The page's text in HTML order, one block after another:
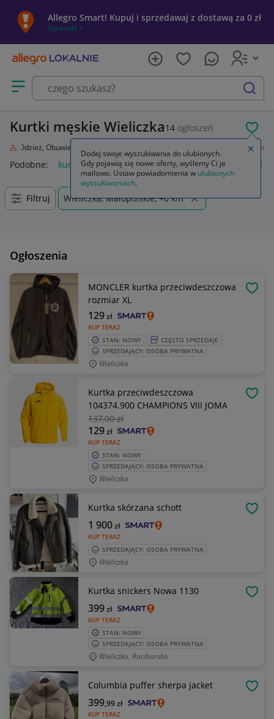
Allegro Smart! Kupuj i sprzedawaj z dostawą za 0 zł
Sprawdź »
Otwórz menu z kategoriami
szukaj
Kurtki męskie Wieliczka14 ogłoszeń
Odzież, Obuwie, Dodatki Kurtki
Podobne: kurtka kurtka płaszcz kurtki dżinsowe damskie
Filtruj Wieliczka, Małopolskie, +0 km
Ogłoszenia
MONCLER kurtka przeciwdeszczowa
rozmiar XL
KUP TERAZ
129zł
STAN: NOWY
CZĘSTO SPRZEDAJE
SPRZEDAJĄCY: OSOBA PRYWATNA
Wieliczka
Kurtka przeciwdeszczowa
104374.900 CHAMPIONS VIII JOMA
137,00 zł
KUP TERAZ
129zł
STAN: NOWY
SPRZEDAJĄCY: OSOBA PRYWATNA
Wieliczka
Kurtka skórzana schott
KUP TERAZ
1 900zł
SPRZEDAJĄCY: OSOBA PRYWATNA
Wieliczka
Kurtka snickers Nowa 1130
KUP TERAZ
399zł
STAN: NOWY
SPRZEDAJĄCY: OSOBA PRYWATNA
Wieliczka, Raciborsko
Columbia puffer sherpa jacket
KUP TERAZ
399,99zł
Dodaj swoje wyszukiwania do ulubionych.
Gdy pojawią się nowe oferty, wyślemy Ci je
mailowo. Ustaw powiadomienia w ulubionych
wyszukiwaniach.